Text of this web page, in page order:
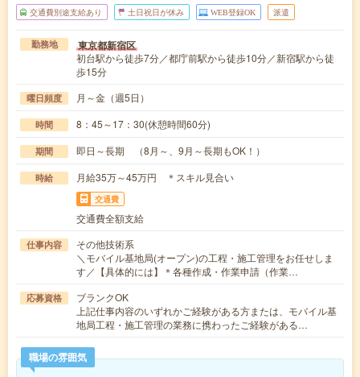
交通費別途支給あり 土日祝日が休み WEB登録OK 派遣
勤務地 東京都新宿区
初台駅から徒歩7分／都庁前駅から徒歩10分／新宿駅から徒
歩15分
曜日頻度 月～金（週5日）
時間 8：45～17：30(休憩時間60分)
期間 即日～長期 （8月～、9月～長期もOK！）
時給 月給35万～45万円 ＊スキル見合い
交通費
交通費全額支給
仕事内容
その他技術系
＼モバイル基地局(オープン)の工程・施工管理をお任せしま
す／【具体的には】＊各種作成・作業申請（作業…
応募資格
ブランクOK
上記仕事内容のいずれかご経験がある方または、モバイル基
地局工程・施工管理の業務に携わったご経験がある…
職場の雰囲気